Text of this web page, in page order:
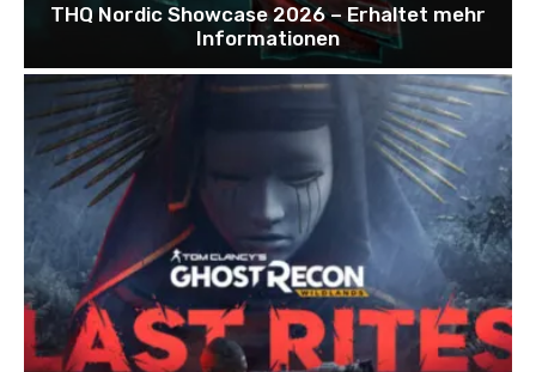
THQ Nordic Showcase 2026 – Erhaltet mehr
Informationen